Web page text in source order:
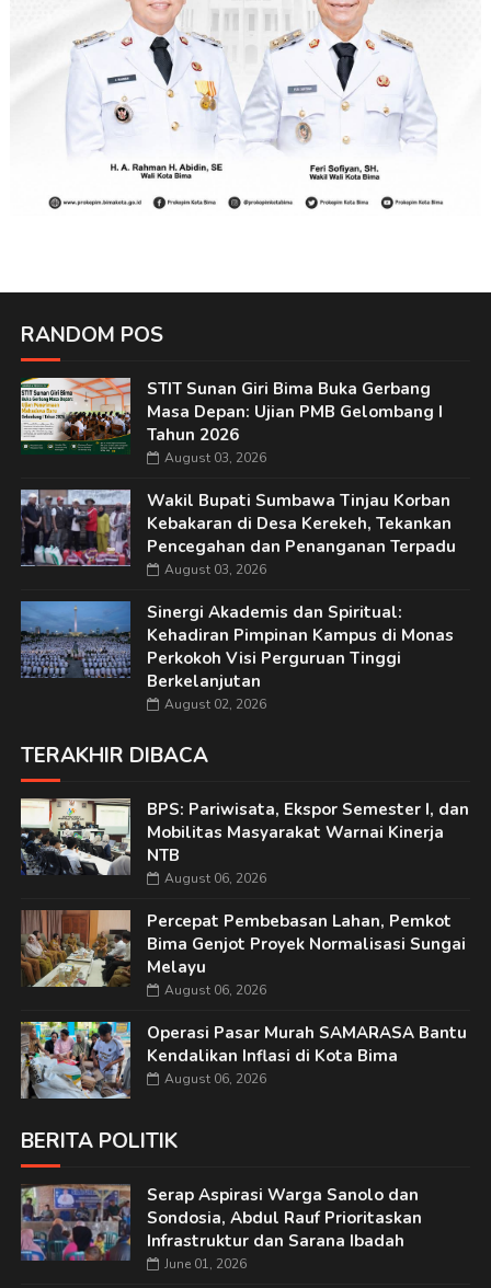
RANDOM POS
STIT Sunan Giri Bima Buka Gerbang
Masa Depan: Ujian PMB Gelombang I
Tahun 2026
August 03, 2026
Wakil Bupati Sumbawa Tinjau Korban
Kebakaran di Desa Kerekeh, Tekankan
Pencegahan dan Penanganan Terpadu
August 03, 2026
Sinergi Akademis dan Spiritual:
Kehadiran Pimpinan Kampus di Monas
Perkokoh Visi Perguruan Tinggi
Berkelanjutan
August 02, 2026
TERAKHIR DIBACA
BPS: Pariwisata, Ekspor Semester I, dan
Mobilitas Masyarakat Warnai Kinerja
NTB
August 06, 2026
Percepat Pembebasan Lahan, Pemkot
Bima Genjot Proyek Normalisasi Sungai
Melayu
August 06, 2026
Operasi Pasar Murah SAMARASA Bantu
Kendalikan Inflasi di Kota Bima
August 06, 2026
BERITA POLITIK
Serap Aspirasi Warga Sanolo dan
Sondosia, Abdul Rauf Prioritaskan
Infrastruktur dan Sarana Ibadah
June 01, 2026